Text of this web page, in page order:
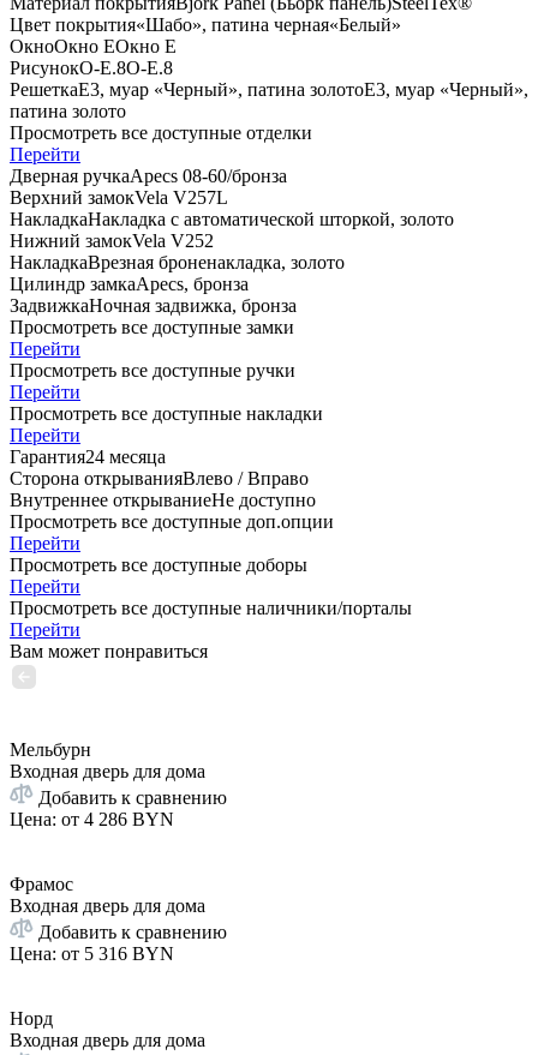
Цвет покрытия«Шабо», патина черная«Белый»
ОкноОкно ЕОкно Е
РисунокO-E.8O-E.8
РешеткаE3, муар «Черный», патина золотоE3, муар «Черный»,
патина золото
Просмотреть все доступные отделки
Перейти
Дверная ручкаApecs 08-60/бронза
Верхний замокVela V257L
НакладкаНакладка с автоматической шторкой, золото
Нижний замокVela V252
НакладкаВрезная броненакладка, золото
Цилиндр замкаApecs, бронза
ЗадвижкаНочная задвижка, бронза
Просмотреть все доступные замки
Перейти
Просмотреть все доступные ручки
Перейти
Просмотреть все доступные накладки
Перейти
Гарантия24 месяца
Сторона открыванияВлево / Вправо
Внутреннее открываниеНе доступно
Просмотреть все доступные доп.опции
Перейти
Просмотреть все доступные доборы
Перейти
Просмотреть все доступные наличники/порталы
Перейти
Вам может понравиться
Мельбурн
Входная дверь для дома
Добавить к сравнению
Цена: от 4 286 BYN
Фрамос
Входная дверь для дома
Добавить к сравнению
Цена: от 5 316 BYN
Норд
Входная дверь для дома